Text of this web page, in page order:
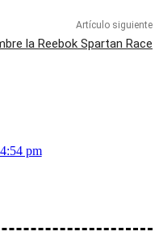
Artículo siguiente
la Reebok Spartan Race
pm